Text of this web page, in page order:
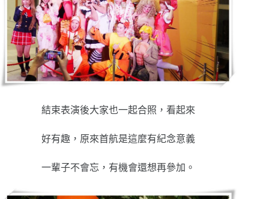
結束表演後大家也一起合照，看起來
好有趣，原來首航是這麼有紀念意義
一輩子不會忘，有機會還想再參加。